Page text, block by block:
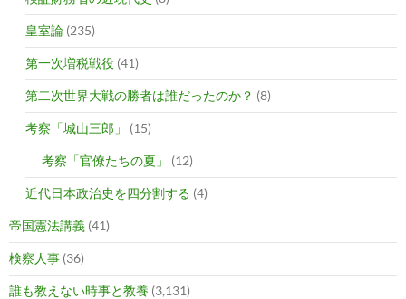
皇室論 (235)
第一次増税戦役 (41)
第二次世界大戦の勝者は誰だったのか？ (8)
考察「城山三郎」 (15)
考察「官僚たちの夏」 (12)
近代日本政治史を四分割する (4)
帝国憲法講義 (41)
検察人事 (36)
誰も教えない時事と教養 (3,131)